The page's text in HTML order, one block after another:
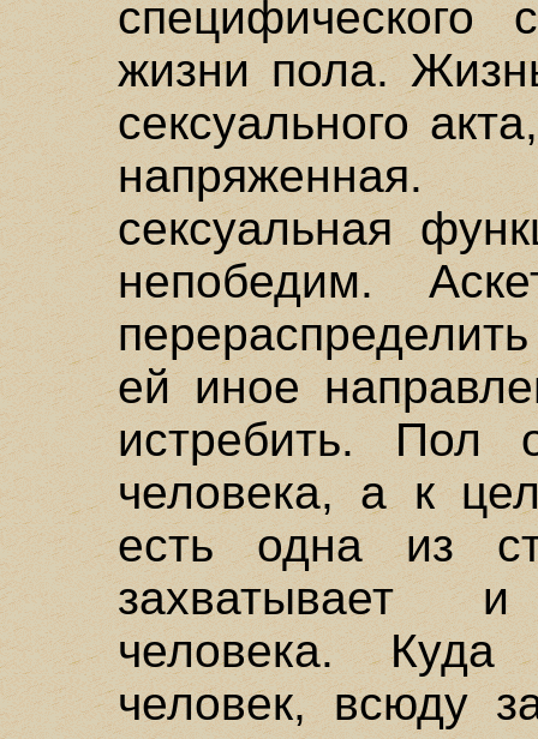
специфического
жизни пола.
сексуального
сексуальная
непобедим.
ей иное
истребить. Пол
человека, а к
есть одна из
захватывает
человека.
человек, всюду